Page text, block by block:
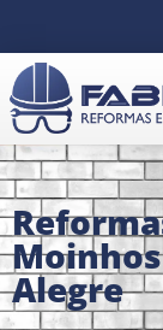
Alegre